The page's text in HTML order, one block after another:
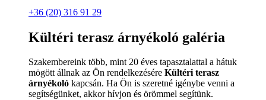
+36 (20) 316 91 29
Kültéri terasz árnyékoló galéria
Szakembereink több, mint 20 éves tapasztalattal a hátuk
mögött állnak az Ön rendelkezésére Kültéri terasz
árnyékoló kapcsán. Ha Ön is szeretné igénybe venni a
segítségünket, akkor hívjon és örömmel segítünk.